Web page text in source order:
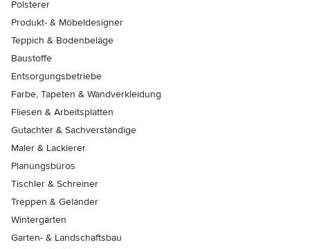
Polsterer
Produkt- & Möbeldesigner
Teppich & Bodenbeläge
Baustoffe
Entsorgungsbetriebe
Farbe, Tapeten & Wandverkleidung
Fliesen & Arbeitsplatten
Gutachter & Sachverständige
Maler & Lackierer
Planungsbüros
Tischler & Schreiner
Treppen & Geländer
Wintergärten
Garten- & Landschaftsbau